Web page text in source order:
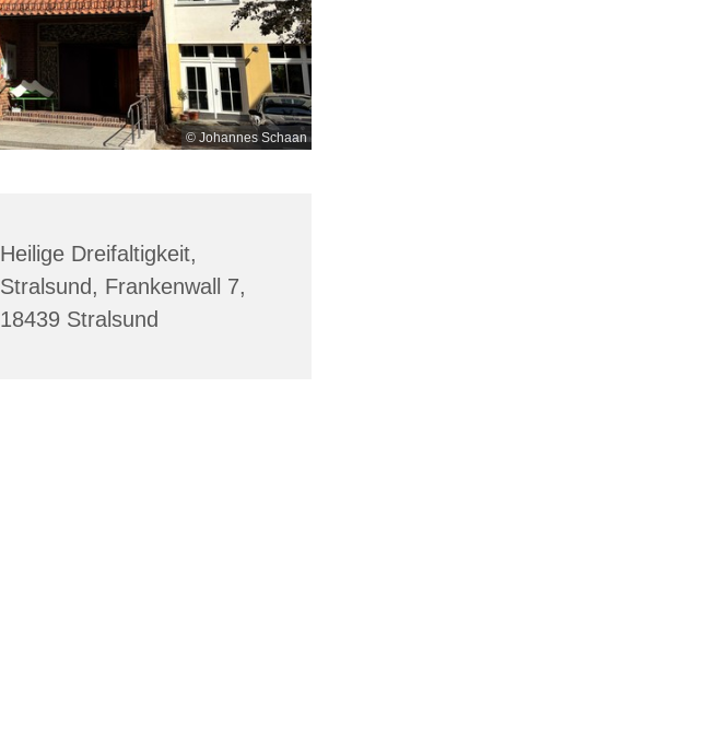
© Johannes Schaan
Heilige Dreifaltigkeit,
Stralsund, Frankenwall 7,
18439 Stralsund